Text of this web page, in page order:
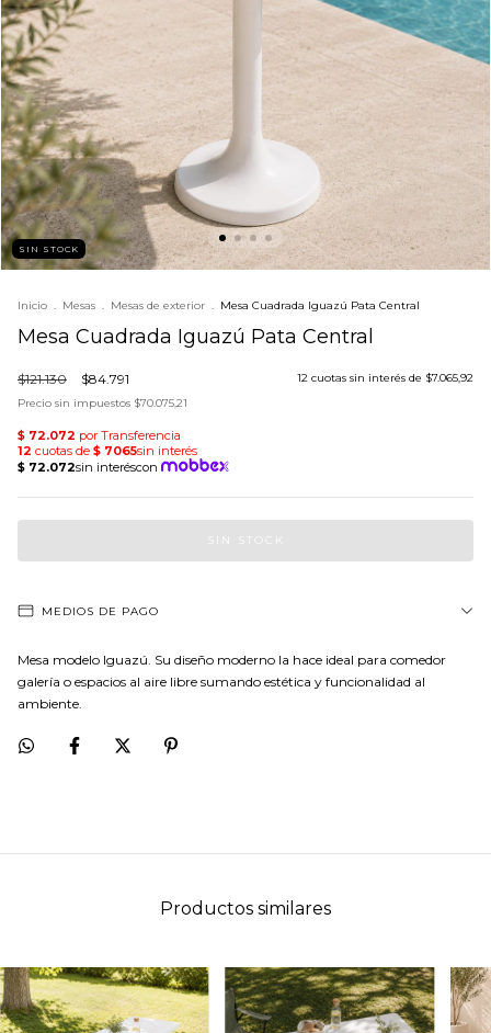
SIN STOCK
Inicio . Mesas . Mesas de exterior . Mesa Cuadrada Iguazú Pata Central
Mesa Cuadrada Iguazú Pata Central
$121.130 $84.791 12 cuotas sin interés de $7.065,92
Precio sin impuestos $70.075,21
MEDIOS DE PAGO
Mesa modelo Iguazú. Su diseño moderno la hace ideal para comedor
galería o espacios al aire libre sumando estética y funcionalidad al
ambiente.
Productos similares